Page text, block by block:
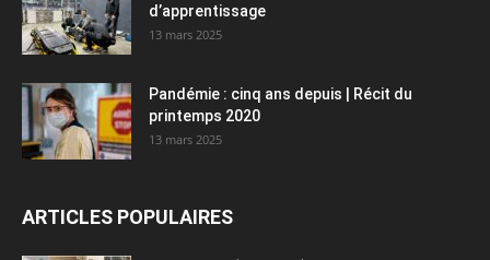
d’apprentissage
13 mars 2025
Pandémie : cinq ans depuis | Récit du
printemps 2020
13 mars 2025
ARTICLES POPULAIRES